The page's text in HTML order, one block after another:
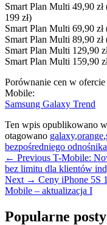
Smart Plan Multi 49,90 zł
199 zł)
Smart Plan Multi 69,90
Smart Plan Multi 89,90
Smart Plan Multi 129,90
Smart Plan Multi 159,90
Porównanie cen w
Mobile:
Samsung Galaxy Trend
Ten wpis opublikowano
otagowano galaxy,orange,
bezpośredniego odnośnika
Nawigacja
wpisu
← Previous Previous
post:
T-Mobile:
bez limitu dla klientów
Next → Next
post:
Ceny iPhone 5S
Mobile – aktualizacja I
Primary
Popularne posty